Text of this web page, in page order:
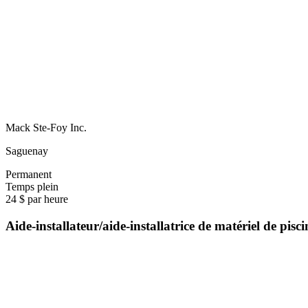
Mack Ste-Foy Inc.
Saguenay
Permanent
Temps plein
24 $ par heure
Aide-installateur/aide-installatrice de matériel de